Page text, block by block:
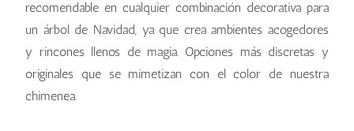
recomendable en cualquier combinación decorativa para
un árbol de Navidad, ya que crea ambientes acogedores
y rincones llenos de magia. Opciones más discretas y
originales que se mimetizan con el color de nuestra
chimenea.